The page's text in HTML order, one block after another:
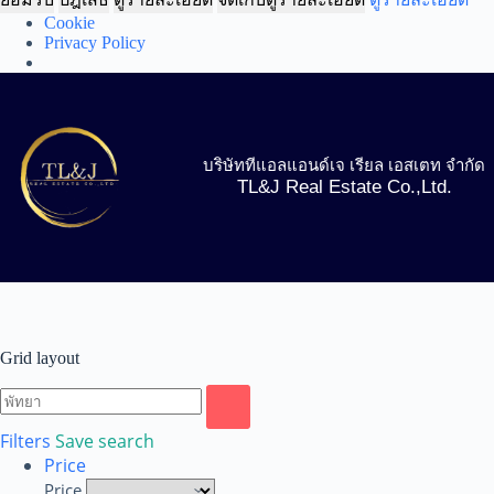
Cookie
Privacy Policy
บริษัททีแอลแอนด์เจ เรียล เอสเตท จำกัด
TL&J Real Estate Co.,Ltd.
Grid layout
Filters Save search
Price
Price